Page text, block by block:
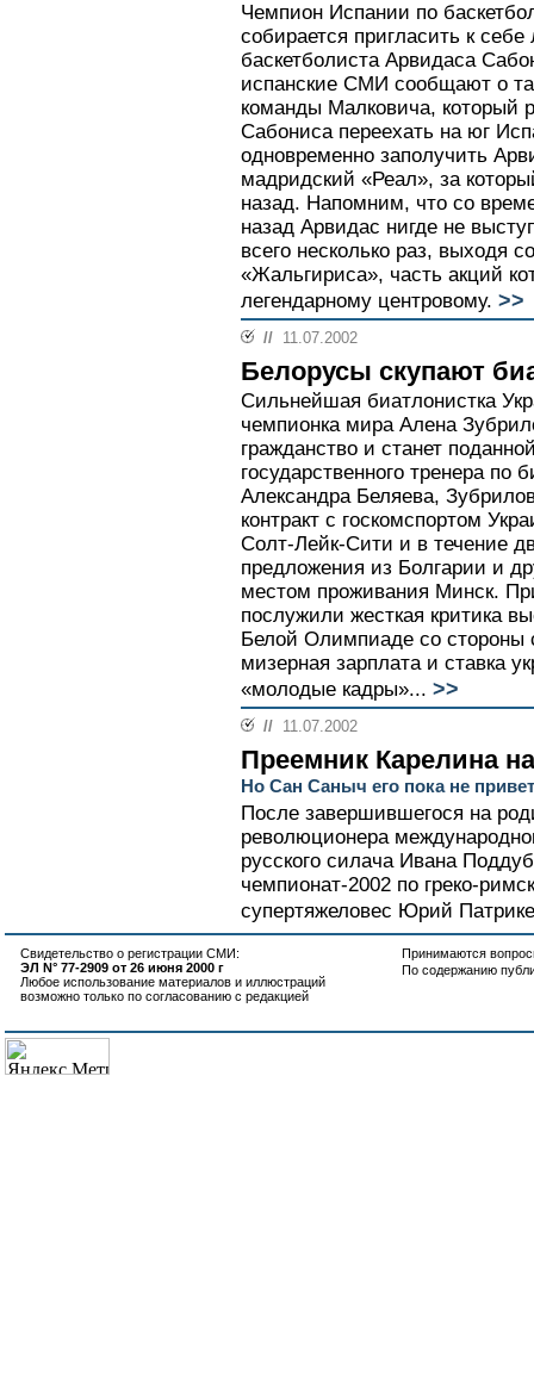
Чемпион Испании по
собирается пригласить к себе
баскетболиста Арвидаса
испанские СМИ сообщают о
команды Малковича, который
Сабониса переехать на юг
одновременно заполучить
мадридский «Реал», за
назад. Напомним, что со
назад Арвидас нигде не
всего несколько раз, выходя
«Жальгириса», часть акций
легендарному центровому. >>
// 11.07.2002
Белорусы скупают
Сильнейшая биатлонистка
чемпионка мира Алена
гражданство и станет
государственного тренера по
Александра Беляева,
контракт с госкомспортом
Солт-Лейк-Сити и в течение
предложения из Болгарии и
местом проживания Минск.
послужили жесткая критика
Белой Олимпиаде со стороны
мизерная зарплата и ставка
«молодые кадры»... >>
// 11.07.2002
Преемник Карелина
Но Сан Саныч его пока не
После завершившегося на
революционера
русского силача Ивана
чемпионат-2002 по греко-
супертяжеловес Юрий
Свидетельство о регистрации СМИ:
ЭЛ N° 77-2909 от 26 июня 2000 г
Любое использование материалов и иллюстраций
возможно только по согласованию с редакцией
Принимаются
По содержанию